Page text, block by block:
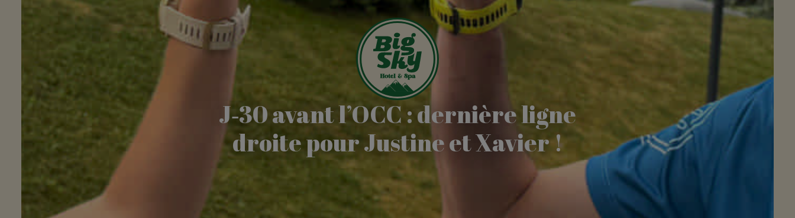
J‑30 avant l’OCC : dernière ligne
droite pour Justine et Xavier !